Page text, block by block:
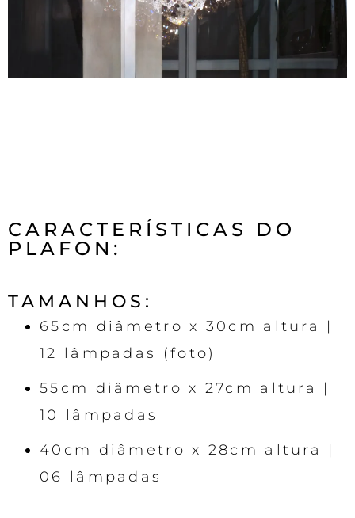
CARACTERÍSTICAS DO
PLAFON:
TAMANHOS:
65cm diâmetro x 30cm altura |
12 lâmpadas (foto)
55cm diâmetro x 27cm altura |
10 lâmpadas
40cm diâmetro x 28cm altura |
06 lâmpadas